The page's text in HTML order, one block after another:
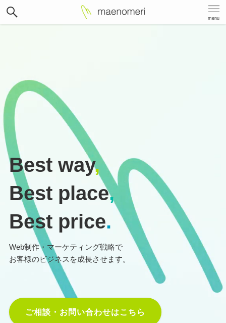
menu
Best way,
Best place,
Best price.
Web制作・マーケティング戦略で
お客様のビジネスを成長させます。
ご相談・お問い合わせはこちら